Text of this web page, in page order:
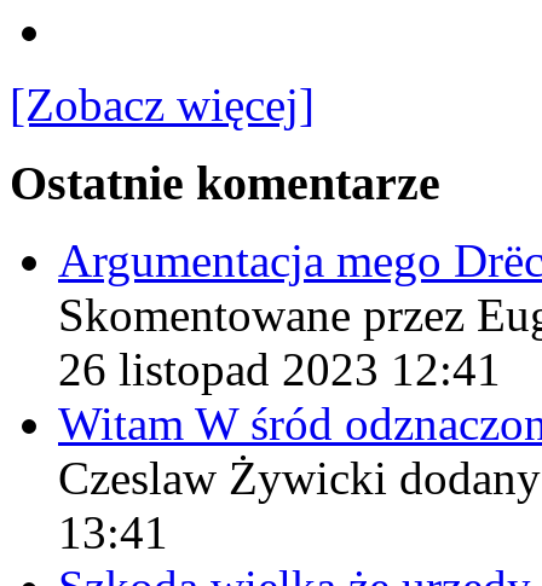
[Zobacz więcej]
Ostatnie komentarze
Argumentacja mego
Skomentowane przez
26 listopad 2023 12:41
Witam W śród
Czeslaw Żywicki
13:41